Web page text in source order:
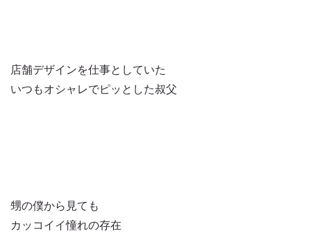
店舗デザインを仕事としていた
いつもオシャレでピッとした叔父
甥の僕から見ても
カッコイイ憧れの存在